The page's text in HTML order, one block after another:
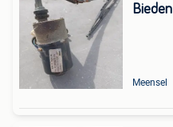
Bieden
Meensel